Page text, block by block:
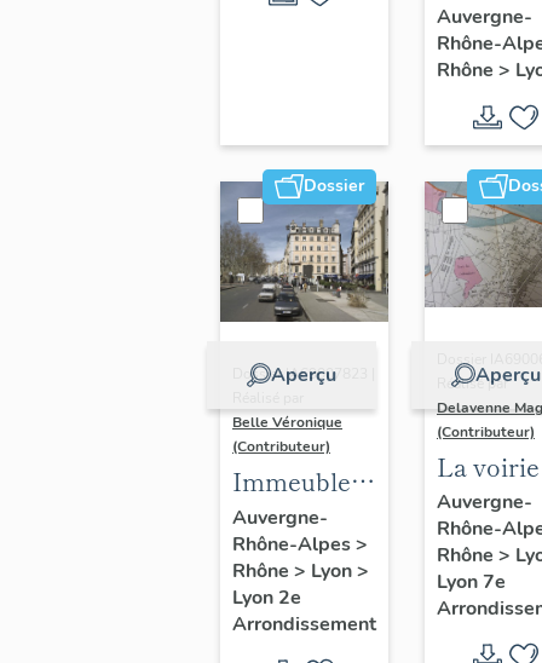
Auvergne-
Rhône-
Rhône >
Dossier
Aperçu
Dossier IA69007823 |
Belle Véronique
(Contributeur)
Immeubles
du secteur
des
Jacobins
Auvergne-
Rhône-Alpes>
Rhône > Lyon>
Lyon 2e
Arrondissement
Aperçu
Dossier
Réalisé par
Delavenne
(Contributeur)
La
secteur
d'étude
"Saint-
André"
(Lyon
Auvergne-
Rhône-
Rhône >
Lyon 7e